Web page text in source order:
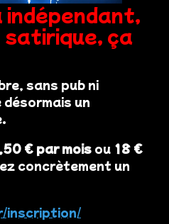
indépendant,
ça
sans pub ni
un
€ par mois ou 18 €
concrètement un